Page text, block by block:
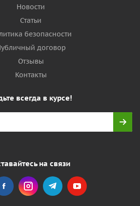
Новости
Статьи
безопасности
договор
Отзывы
Контакты
всегда в курсе!
на связи